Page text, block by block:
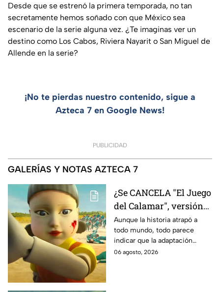
Desde que se estrenó la primera temporada, no tan
secretamente hemos soñado con que México sea
escenario de la serie alguna vez. ¿Te imaginas ver un
destino como Los Cabos, Riviera Nayarit o San Miguel de
Allende en la serie?
¡No te pierdas nuestro contenido, sigue a
Azteca 7 en Google News!
PUBLICIDAD
GALERÍAS Y NOTAS AZTECA 7
¿Se CANCELA "El Juego
del Calamar", versión
Estados Unidos? Esto
es lo que se sabe al
momento
Aunque la historia atrapó a
todo mundo, todo parece
indicar que la adaptación
podría ser cancelada:
06 agosto, 2026